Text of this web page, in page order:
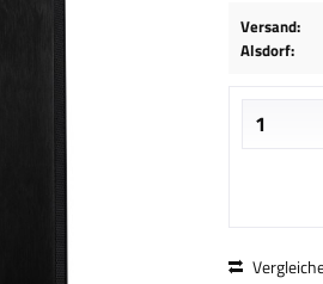
Versand:
Alsdorf: